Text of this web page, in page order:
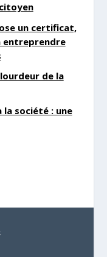
un certificat,
entreprendre
de la
la société : une